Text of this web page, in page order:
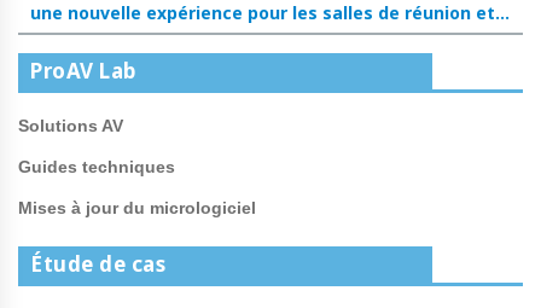
une nouvelle expérience pour les salles de réunion et
les salles de classe
ProAV Lab
Solutions AV
Guides techniques
Mises à jour du micrologiciel
Étude de cas